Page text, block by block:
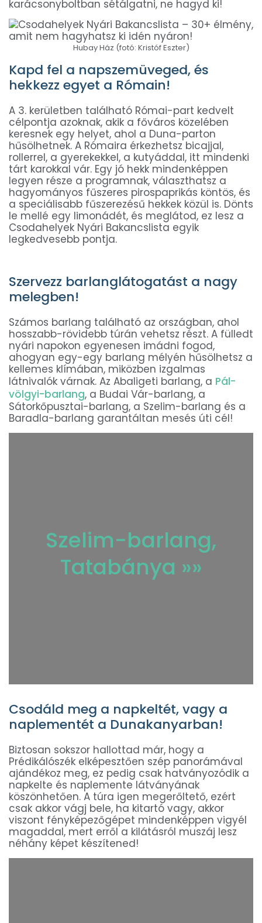
karácsonyboltban sétálgatni, ne hagyd ki!
Hubay Ház (fotó: Kristóf Eszter)
Kapd fel a napszemüveged, és
hekkezz egyet a Rómain!
A 3. kerületben található Római-part kedvelt
célpontja azoknak, akik a főváros közelében
keresnek egy helyet, ahol a Duna-parton
hűsölhetnek. A Rómaira érkezhetsz bicajjal,
rollerrel, a gyerekekkel, a kutyáddal, itt mindenki
tárt karokkal vár. Egy jó hekk mindenképpen
legyen része a programnak, választhatsz a
hagyományos fűszeres pirospaprikás köntös, és
a speciálisabb fűszerezésű hekkek közül is. Dönts
le mellé egy limonádét, és meglátod, ez lesz a
Csodahelyek Nyári Bakancslista egyik
legkedvesebb pontja.
Szervezz barlanglátogatást a nagy
melegben!
Számos barlang található az országban, ahol
hosszabb-rövidebb túrán vehetsz részt. A fülledt
nyári napokon egyenesen imádni fogod,
ahogyan egy-egy barlang mélyén hűsölhetsz a
kellemes klímában, miközben izgalmas
látnivalók várnak. Az Abaligeti barlang, a Pál-
völgyi-barlang, a Budai Vár-barlang, a
Sátorkőpusztai-barlang, a Szelim-barlang és a
Baradla-barlang garantáltan mesés úti cél!
Szelim-barlang,
Tatabánya »»
Csodáld meg a napkeltét, vagy a
naplementét a Dunakanyarban!
Biztosan sokszor hallottad már, hogy a
Prédikálószék elképesztően szép panorámával
ajándékoz meg, ez pedig csak hatványozódik a
napkelte és naplemente látványának
köszönhetően. A túra igen megerőltető, ezért
csak akkor vágj bele, ha kitartó vagy, akkor
viszont fényképezőgépet mindenképpen vigyél
magaddal, mert erről a kilátásról muszáj lesz
néhány képet készítened!